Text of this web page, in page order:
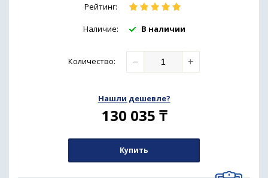
Рейтинг:
Наличие: В наличии
Количество: − +
Нашли дешевле?
130 035 ₸
Купить